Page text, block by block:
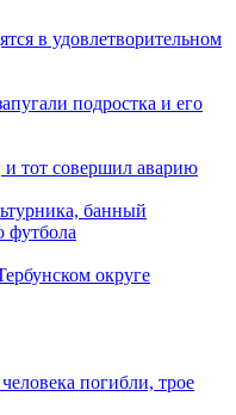
в удовлетворительном
подростка и его
и тот совершил аварию
банный
футбола
округе
погибли, трое